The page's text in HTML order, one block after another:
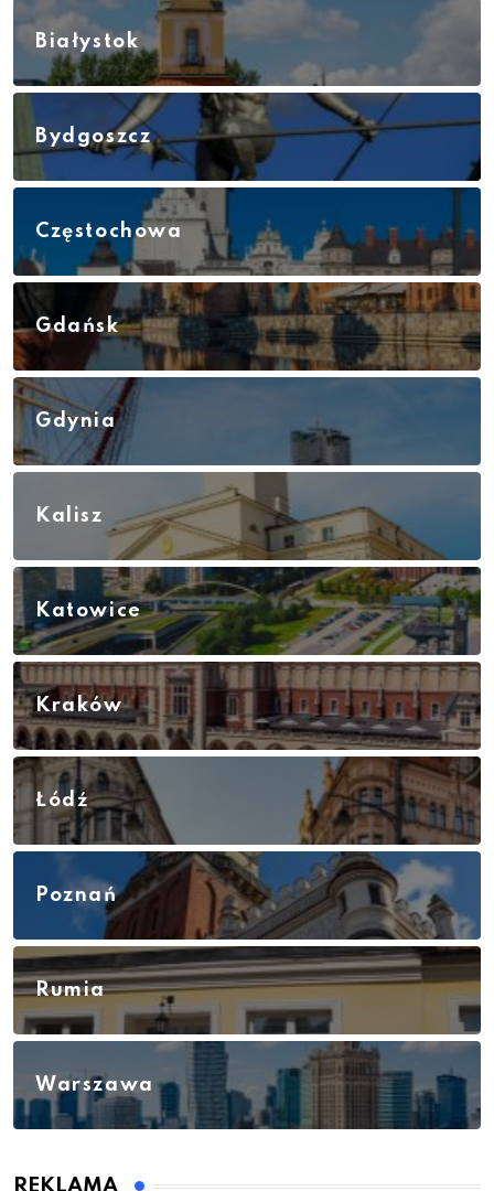
Białystok
Bydgoszcz
Częstochowa
Gdańsk
Gdynia
Kalisz
Katowice
Kraków
Łódź
Poznań
Rumia
Warszawa
REKLAMA